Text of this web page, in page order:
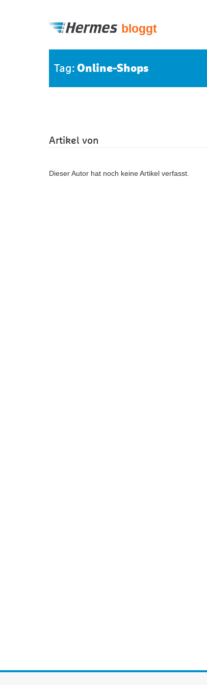
bloggt
Tag: Online-Shops
Artikel von
Dieser Autor hat noch keine Artikel verfasst.